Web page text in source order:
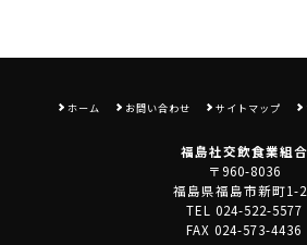
ホーム お問い合わせ サイトマップ
福島社交飲食業組合
〒960-8036
福島県福島市新町1-
TEL 024-522-5577
FAX 024-573-4436